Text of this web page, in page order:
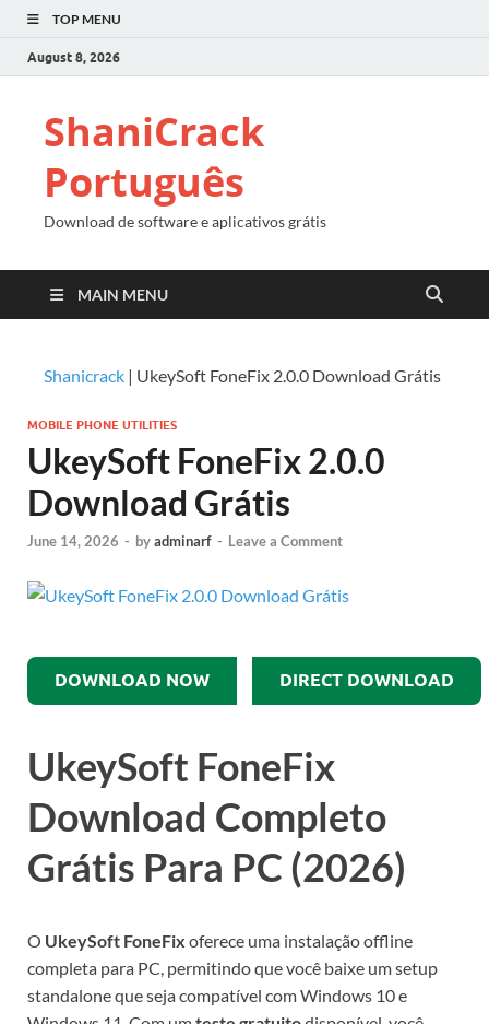
TOP MENU
August 8, 2026
ShaniCrack
Português
Download de software e aplicativos grátis
MAIN MENU
Shanicrack | UkeySoft FoneFix 2.0.0 Download Grátis
MOBILE PHONE UTILITIES
UkeySoft FoneFix 2.0.0
Download Grátis
June 14, 2026 - byadminarf - Leave a Comment
DOWNLOAD NOW DIRECT DOWNLOAD
UkeySoft FoneFix
Download Completo
Grátis Para PC (2026)
O UkeySoft FoneFix oferece uma instalação offline
completa para PC, permitindo que você baixe um setup
standalone que seja compatível com Windows 10 e